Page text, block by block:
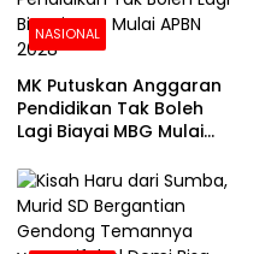
NASIONAL
MK Putuskan Anggaran
Pendidikan Tak Boleh
Lagi Biayai MBG Mulai